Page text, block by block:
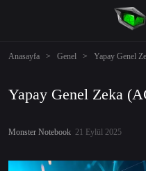
Anasayfa > Genel > Yapay Genel
Yapay Genel Zeka
Monster Notebook 21 Eylül 2025